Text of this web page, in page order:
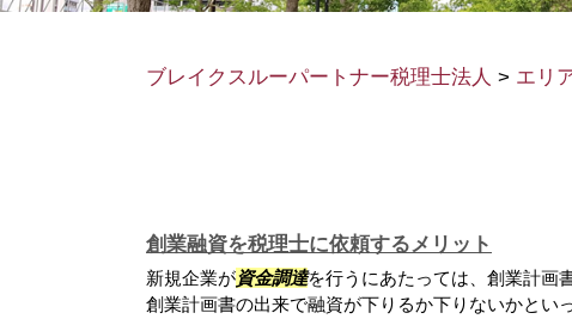
ブレイクスルーパートナー税理士法人 > エリ
創業融資を税理士に依頼するメリット
新規企業が資金調達を行うにあたっては、創業計画
創業計画書の出来で融資が下りるか下りないかとい